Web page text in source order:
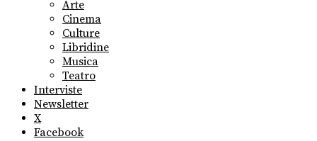
menu
Arte
Cinema
Culture
Libridine
Musica
Teatro
Interviste
Newsletter
X
Facebook